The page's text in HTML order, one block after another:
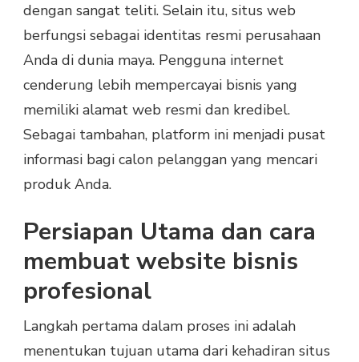
dengan sangat teliti. Selain itu, situs web
berfungsi sebagai identitas resmi perusahaan
Anda di dunia maya. Pengguna internet
cenderung lebih mempercayai bisnis yang
memiliki alamat web resmi dan kredibel.
Sebagai tambahan, platform ini menjadi pusat
informasi bagi calon pelanggan yang mencari
produk Anda.
Persiapan Utama dan cara
membuat website bisnis
profesional
Langkah pertama dalam proses ini adalah
menentukan tujuan utama dari kehadiran situs